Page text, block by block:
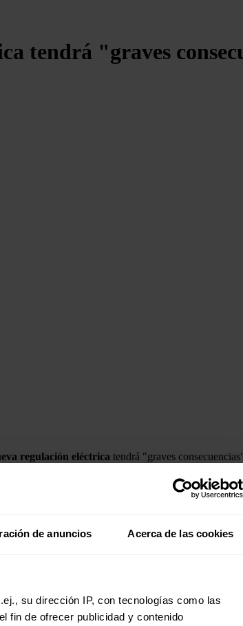
de anuncios Acerca de las cookies
su dirección IP, con tecnologías como las
fin de ofrecer publicidad y contenido
tendrá "graves
regulación eléctrica tendrá "graves
, que incluye un
a precio fijo previos a la aplicación del Real
reducción de inversiones, además de dificultar el
de compraventa de energía a largo plazo,
el mercado", ha expresado Confemetal.
electricidady garantizar el suministro necesario